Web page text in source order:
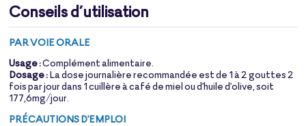
Conseils d’utilisation
PAR VOIE ORALE
Usage :Complément alimentaire.
Dosage :La dose journalière recommandée est de 1 à 2 gouttes 2
fois par jour dans 1 cuillère à café de miel ou d'huile d'olive, soit
177,6mg/jour.
PRÉCAUTIONS D'EMPLOI